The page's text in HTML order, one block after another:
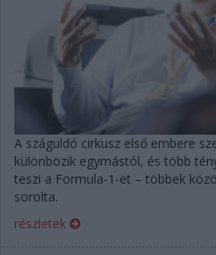
A száguldó cirkusz első embere
különbözik egymástól, és több
teszi a Formula-1-et – többek
sorolta.
részletek